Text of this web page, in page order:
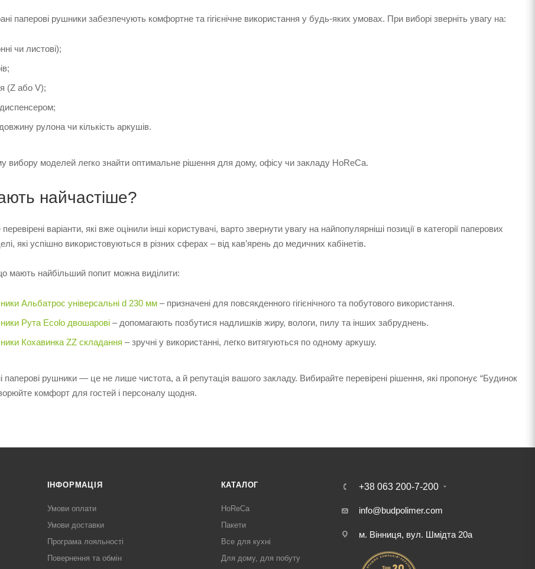
паперові рушники забезпечують комфортне та гігієнічне використання у будь-яких умовах. При виборі зверніть увагу на:
чи листові);
(Z або V);
диспенсером;
рулона чи кількість аркушів.
вибору моделей легко знайти оптимальне рішення для дому, офісу чи закладу HoReCa.
найчастіше?
варіанти, які вже оцінили інші користувачі, варто звернути увагу на найпопулярніші позиції в категорії паперових
які успішно використовуються в різних сферах – від кав’ярень до медичних кабінетів.
мають найбільший попит можна виділити:
Альбатрос універсальні d 230 мм – призначені для повсякденного гігієнічного та побутового використання.
Рута Ecolo двошарові – допомагають позбутися надлишків жиру, вологи, пилу та інших забруднень.
Кохавинка ZZ складання – зручні у використанні, легко витягуються по одному аркушу.
паперові рушники — це не лише чистота, а й репутація вашого закладу. Вибирайте перевірені рішення, які пропонує “Будинок
комфорт для гостей і персоналу щодня.
ІНФОРМАЦІЯ
Умови оплати
Умови доставки
Програма лояльності
Повернення та обмін
КАТАЛОГ
HoReCa
Пакети
Все для кухні
Для дому, для побуту
+38 063 200-7-200
info@budpolimer.com
м. Вінниця, вул. Шмідта 20а